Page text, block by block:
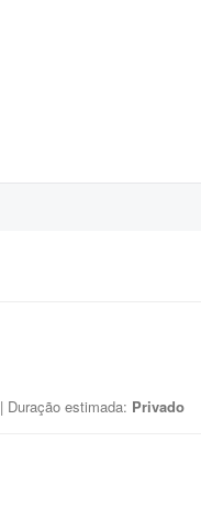
| Duração estimada: Privado